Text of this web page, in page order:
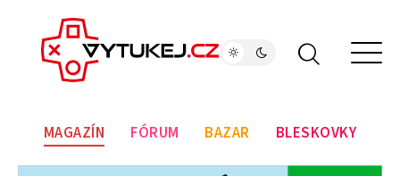
MAGAZÍN FÓRUM BAZAR BLESKOVKY